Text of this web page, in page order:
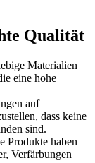
Qualität
Materialien
eine hohe
auf
dass keine
sind.
Produkte haben
Verfärbungen